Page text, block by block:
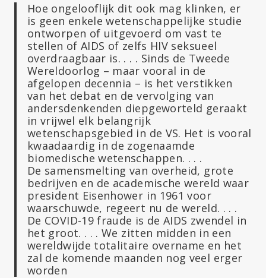
Hoe ongelooflijk dit ook mag klinken, er
is geen enkele wetenschappelijke studie
ontworpen of uitgevoerd om vast te
stellen of AIDS of zelfs HIV seksueel
overdraagbaar is. . . . Sinds de Tweede
Wereldoorlog – maar vooral in de
afgelopen decennia – is het verstikken
van het debat en de vervolging van
andersdenkenden diepgeworteld geraakt
in vrijwel elk belangrijk
wetenschapsgebied in de VS. Het is vooral
kwaadaardig in de zogenaamde
biomedische wetenschappen. . . .
De samensmelting van overheid, grote
bedrijven en de academische wereld waar
president Eisenhower in 1961 voor
waarschuwde, regeert nu de wereld. . . .
De COVID-19 fraude is de AIDS zwendel in
het groot. . . . We zitten midden in een
wereldwijde totalitaire overname en het
zal de komende maanden nog veel erger
worden